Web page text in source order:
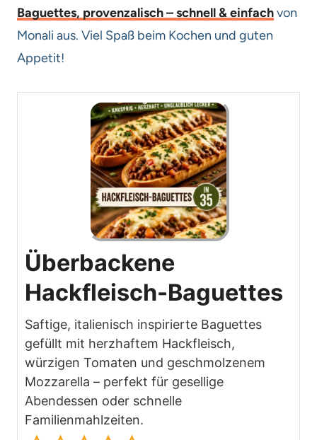
Baguettes, provenzalisch – schnell & einfachvon
Monali aus. Viel Spaß beim Kochen und guten
Appetit!
Überbackene
Hackfleisch-Baguettes
Saftige, italienisch inspirierte Baguettes
gefüllt mit herzhaftem Hackfleisch,
würzigen Tomaten und geschmolzenem
Mozzarella – perfekt für gesellige
Abendessen oder schnelle
Familienmahlzeiten.